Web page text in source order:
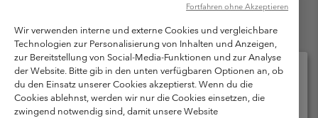
Columbia Sportswear Austria GmbH. Moosfeldstraße 1, 5101
Bergheim, Salzburg Österreich. Alle Rechte vorbehalten.
Nutzungsbedingungen
Allgemeine Verkaufsbedingungen
Garantie
Datenschutzerklärung
Bestimmungen und Bedingungen des Mitglieder Programms
Nutzungsbedingungen Für Nutzergenerierte Inhalte
Wir verwenden interne und externe Cookies und vergleichbare
Technologien zur Personalisierung von Inhalten und Anzeigen,
zur Bereitstellung von Social-Media-Funktionen und zur Analyse
der Website. Bitte gib in den unten verfügbaren Optionen an, ob
du den Einsatz unserer Cookies akzeptierst. Wenn du die
Cookies ablehnst, werden wir nur die Cookies einsetzen, die
zwingend notwendig sind, damit unsere Website
Fortfahren ohne Akzeptieren
Bitte wählen Sie Ihr Lieferland und Ihre Sprache